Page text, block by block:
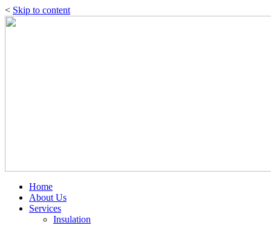
< Skip to content
Home
About Us
Services
Insulation